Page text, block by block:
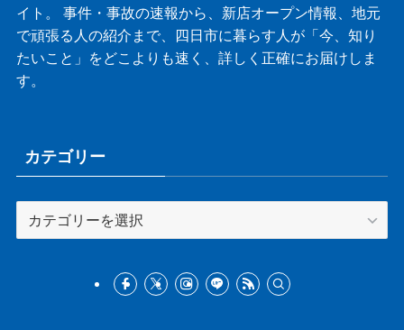
イト。 事件・事故の速報から、新店オープン情報、地元
で頑張る人の紹介まで、四日市に暮らす人が「今、知り
たいこと」をどこよりも速く、詳しく正確にお届けしま
す。
カテゴリー
テ